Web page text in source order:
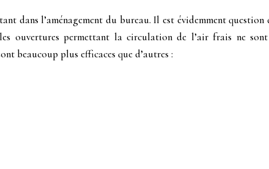
dans l’aménagement du bureau. Il est évidemment
ouvertures permettant la circulation de l’air frais ne
beaucoup plus efficaces que d’autres :